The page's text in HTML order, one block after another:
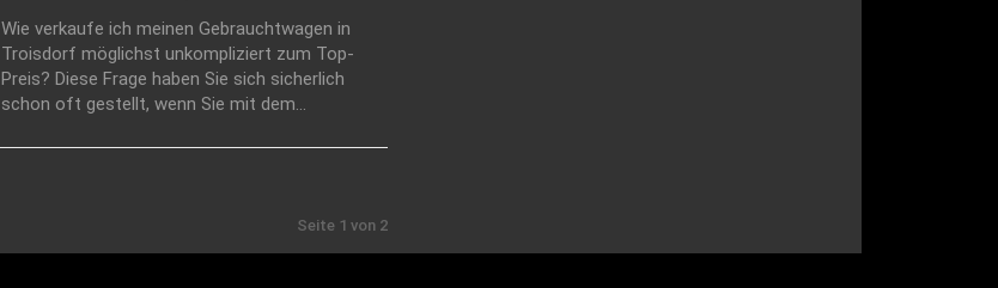
Wie verkaufe ich meinen Gebrauchtwagen in
Troisdorf möglichst unkompliziert zum Top-
Preis? Diese Frage haben Sie sich sicherlich
schon oft gestellt, wenn Sie mit dem...
Seite 1 von 2